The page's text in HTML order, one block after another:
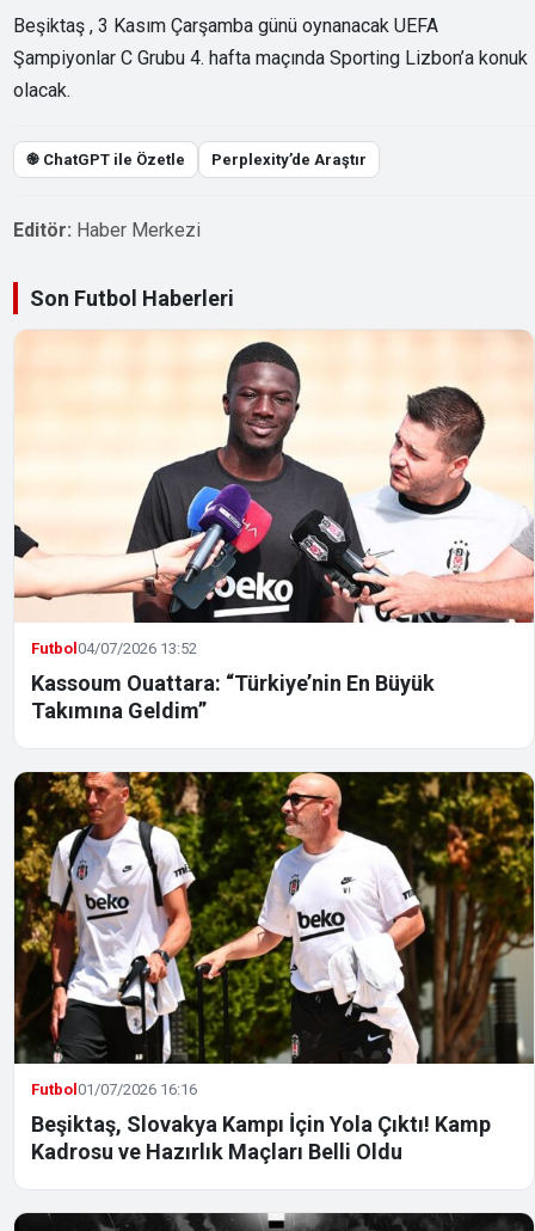
Beşiktaş , 3 Kasım Çarşamba günü oynanacak UEFA
Şampiyonlar C Grubu 4. hafta maçında Sporting Lizbon’a konuk
olacak.
֎ ChatGPT ile Özetle Perplexity’de Araştır
Editör: Haber Merkezi
Son Futbol Haberleri
Futbol04/07/2026 13:52
Kassoum Ouattara: “Türkiye’nin En Büyük
Takımına Geldim”
Futbol01/07/2026 16:16
Beşiktaş, Slovakya Kampı İçin Yola Çıktı! Kamp
Kadrosu ve Hazırlık Maçları Belli Oldu